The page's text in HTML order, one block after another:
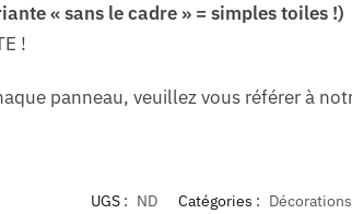
« sans le cadre » = simples toiles !)
!
panneau, veuillez vous référer à
UGS : ND Catégories :